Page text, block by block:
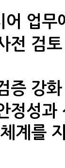
어업
전검
증강
정성
계를